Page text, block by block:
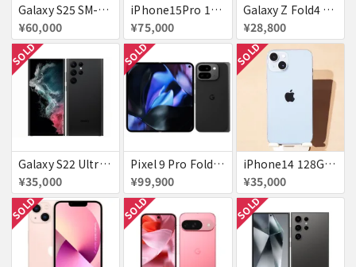
Galaxy S25 SM-S931Z ネイビー SoftBank 送料無料
¥60,000
iPhone15Pro 128GB ブラックチタニウム au
¥75,000
Galaxy Z Fold4 SCG16 au グレイグリーン 送料無料
¥28,800
SOLD
Galaxy S22 Ultra SCG14 ファントムブラック au 送料無料
¥35,000
SOLD
Pixel 9 Pro Fold 256GB Obsidian docomo 送料無料
¥99,900
SOLD
iPhone14 128GB Blue au 送料無料
¥35,000
SOLD SOLD SOLD